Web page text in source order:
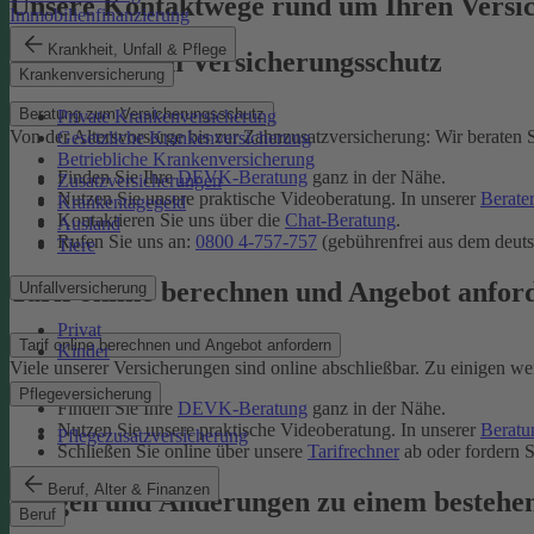
Immobilienfinanzierung
Krankheit, Unfall & Pflege
Krankenversicherung
Private Krankenversicherung
Gesetzliche Krankenversicherung
Betriebliche Krankenversicherung
Zusatzversicherungen
Krankentagegeld
Ausland
Tiere
Unfallversicherung
Privat
Kinder
Pflegeversicherung
Pflegezusatzversicherung
Beruf, Alter & Finanzen
Beruf
Beratung zum Versicherungsschutz
Beratung zum Versicherungsschutz
Von der Altersvorsorge bis zur Zahnzusatzversicherung: Wir
Finden Sie IhreDEVK-Beratung ganz in der Nähe.
Nutzen Sie unsere praktische Videoberatung. In unserer
Kontaktieren Sie uns über die Chat-Beratung.
Rufen Sie uns an: 0800 4-757-757 (gebührenfrei aus dem
Tarif online berechnen und Angebot
Tarif online berechnen und Angebot anfordern
Viele unserer Versicherungen sind online abschließbar. Zu einigen
Finden Sie Ihre DEVK-Beratung ganz in der Nähe.
Nutzen Sie unsere praktische Videoberatung. In unserer
Schließen Sie online über unsere Tarifrechner ab oder fordern
Fragen und Änderungen zu einem